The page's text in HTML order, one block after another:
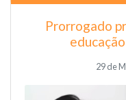
Prorrogado
educação
29 de